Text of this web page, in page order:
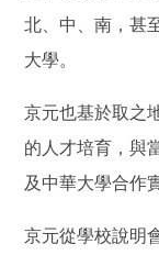
北、中、南，甚
大學。
京元也基於取之
的人才培育，與
及中華大學合作
京元從學校說明